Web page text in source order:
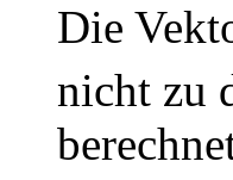
Die
nicht zu